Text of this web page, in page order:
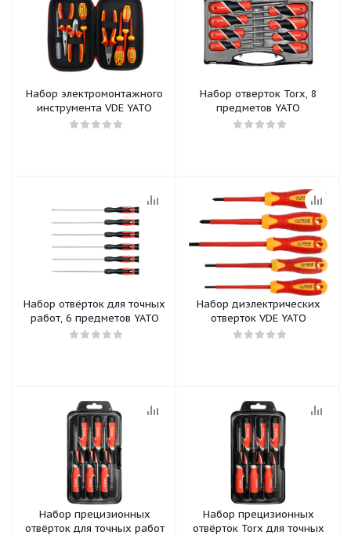
Набор электромонтажного
инструмента VDE YATO
Набор отверток Torx, 8
предметов YATO
Набор отвёрток для точных
работ, 6 предметов YATO
Набор диэлектрических
отверток VDE YATO
Набор прецизионных
отвёрток для точных работ
Набор прецизионных
отвёрток Torx для точных